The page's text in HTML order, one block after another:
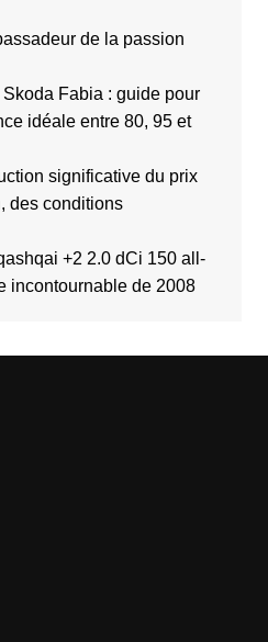
de la passion
Fabia : guide pour
idéale entre 80, 95 et
significative du prix
des conditions
+2 2.0 dCi 150 all-
incontournable de 2008